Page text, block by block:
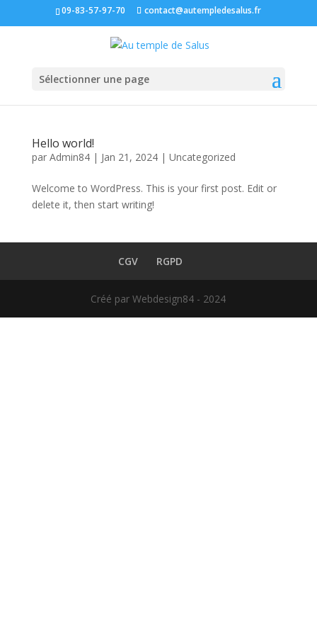
09-83-57-97-70 contact@autempledesalus.fr
Sélectionner une page
Hello world!
par Admin84| Jan 21, 2024| Uncategorized
Welcome to WordPress. This is your first post. Edit or
delete it, then start writing!
CGV RGPD
Créé par Webdesign84 - 2024